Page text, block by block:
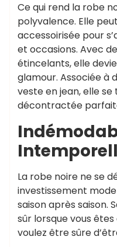
Ce qui rend la robe
polyvalence. Elle
accessoirisée pour
et occasions. Avec
étincelants, elle
glamour. Associée à
veste en jean, elle
décontractée
La robe noire ne se
investissement
saison après saison.
sûr lorsque vous êtes
voulez être sûre